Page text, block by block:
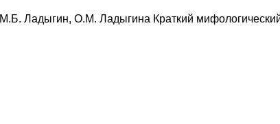
М.Б. Ладыгин, О.М. Ладыгина Краткий